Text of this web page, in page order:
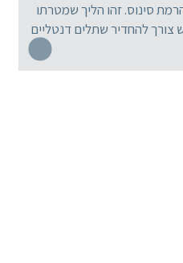
סינוס. זהו הליך שמטרתו
להחדיר שתלים דנטליים